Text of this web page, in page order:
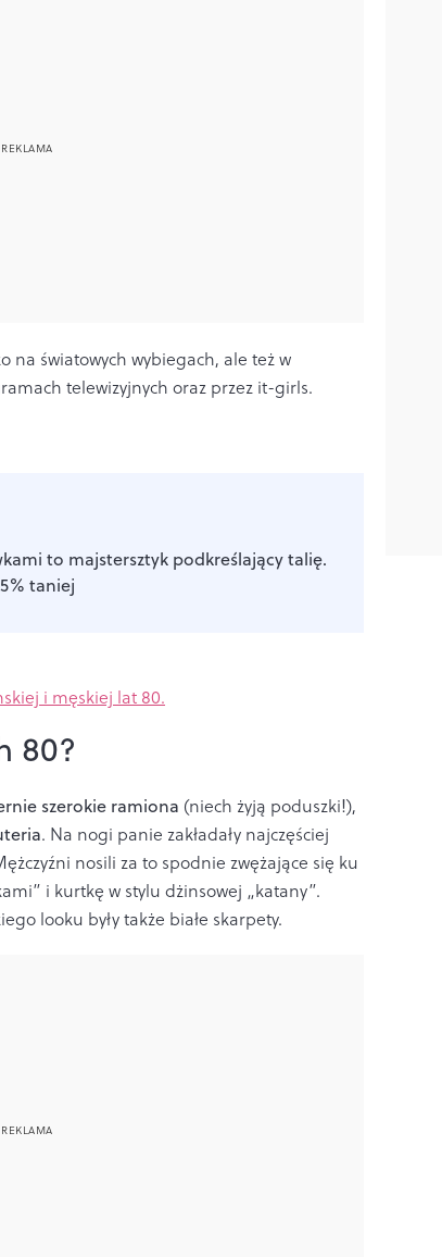
na światowych wybiegach, ale też w
telewizyjnych oraz przez it-girls.
to majstersztyk podkreślający talię.
taniej
i męskiej lat 80.
80?
szerokie ramiona (niech żyją poduszki!),
. Na nogi panie zakładały najczęściej
nosili za to spodnie zwężające się ku
i kurtkę w stylu dżinsowej „katany”.
looku były także białe skarpety.